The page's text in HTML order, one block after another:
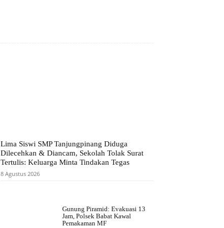
Lima Siswi SMP Tanjungpinang Diduga
Dilecehkan & Diancam, Sekolah Tolak Surat
Tertulis: Keluarga Minta Tindakan Tegas
8 Agustus 2026
Gunung Piramid: Evakuasi 13
Jam, Polsek Babat Kawal
Pemakaman MF